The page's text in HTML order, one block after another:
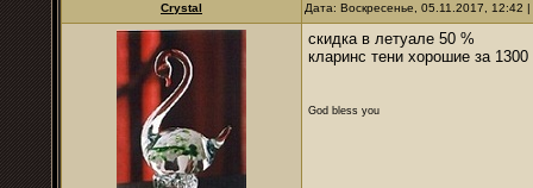
Crystal Дата: Воскресенье, 05.11.2017,
скидка в летуале 50 %
кларинс тени хорошие за
God bless you